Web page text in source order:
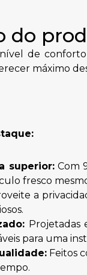
do
de conforto
máximo
superior:Com
fresco
a
Projetadas
para uma
Feitos